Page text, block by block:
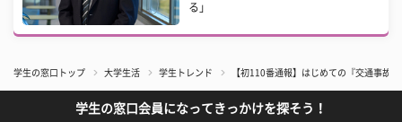
る」
学生の窓口トップ 大学生活 学生トレンド 【初110番通報】はじめての『交通事故
学生の窓口会員になってきっかけを探そう！